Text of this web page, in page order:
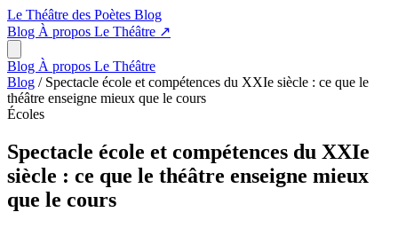
Le Théâtre des Poètes Blog
Blog À propos Le Théâtre ↗
Blog À propos Le Théâtre
Blog / Spectacle école et compétences du XXIe siècle : ce que le
théâtre enseigne mieux que le cours
Écoles
Spectacle école et compétences du XXIe
siècle : ce que le théâtre enseigne mieux
que le cours